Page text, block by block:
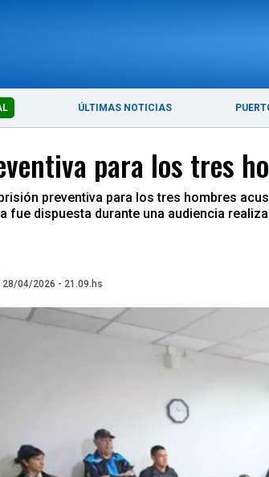
ÚLTIMAS NOTICIAS
para los tres
preventiva para los tres hombres
fue dispuesta durante una audiencia
28/04/2026 - 21.09.hs